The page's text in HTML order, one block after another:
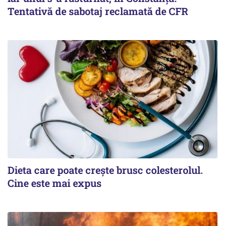
Tentativă de sabotaj reclamată de CFR
Dieta care poate crește brusc colesterolul.
Cine este mai expus